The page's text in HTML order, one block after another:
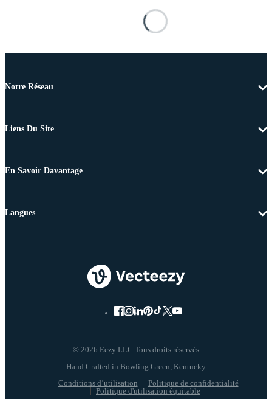
Notre Réseau
Liens Du Site
En Savoir Davantage
© 2026 Eezy LLC Tous droits réservés
Conditions d’utilisation
Politique de confidentialité
Politique d'utilisation équitable
Langues